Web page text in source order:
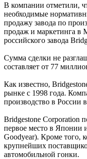
В компании отметили,
необходимые
продажу завода по
продаж и маркетинга в
российского завода
Сумма сделки не
составляет от 77
Как известно,
рынке с 1998 года.
производство в России
Bridgestone Corporation
первое место в Японии
Goodyear). Кроме того,
крупнейших
автомобильной гонки.